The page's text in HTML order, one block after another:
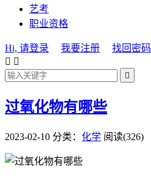
艺考
职业资格
Hi, 请登录 我要注册
找回密码
 

过氧化物有哪些
2023-02-10 分类： 化学 阅读(326)